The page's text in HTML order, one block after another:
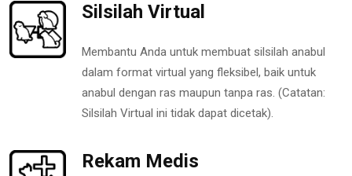
Silsilah Virtual
Membantu Anda untuk membuat silsilah anabul
dalam format virtual yang fleksibel, baik untuk
anabul dengan ras maupun tanpa ras. (Catatan:
Silsilah Virtual ini tidak dapat dicetak).
Rekam Medis